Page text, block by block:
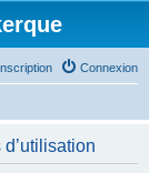
Connexion